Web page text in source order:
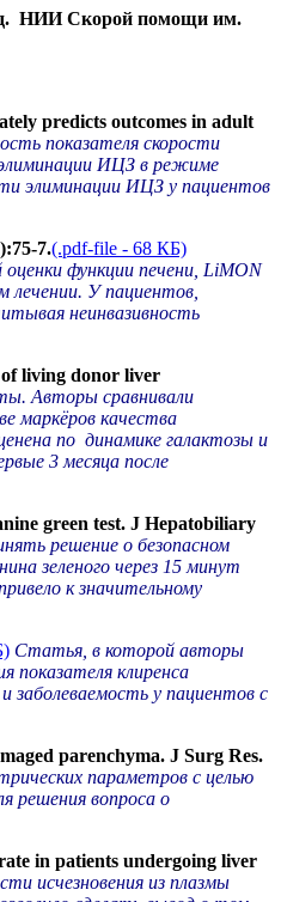
НИИ Скорой помощи им.
predicts outcomes in adult
показателя скорости
элиминации ИЦЗ в режиме
элиминации ИЦЗ у пациентов
7.(.pdf-file - 68 КБ)
функции печени, LiMON
лечении. У пациентов,
неинвазивность
living donor liver
Авторы сравнивали
маркёров качества
по динамике галактозы и
3 месяца после
green test. J Hepatobiliary
решение о безопасном
зеленого через 15 минут
к значительному
Статья, в которой авторы
показателя клиренса
заболеваемость у пациентов с
parenchyma. J Surg Res.
параметров с целью
решения вопроса о
in patients undergoing liver
исчезновения из плазмы